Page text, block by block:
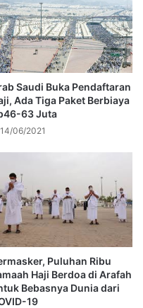
Saudi Buka Pendaftaran
Ada Tiga Paket Berbiaya
63 Juta
14/06/2021
Puluhan Ribu
Haji Berdoa di Arafah
Bebasnya Dunia dari
19